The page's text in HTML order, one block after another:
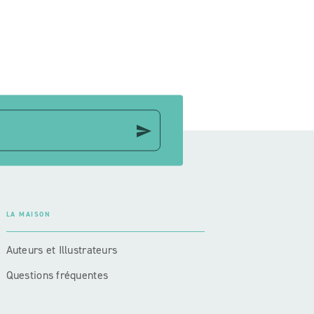
send
LA MAISON
Auteurs et Illustrateurs
Questions fréquentes